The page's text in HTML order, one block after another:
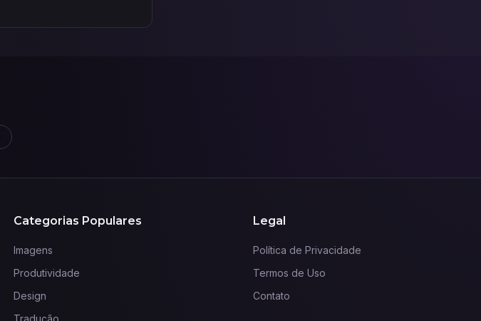
Categorias Populares
Imagens
Produtividade
Design
Legal
Política de Privacidade
Termos de Uso
Contato